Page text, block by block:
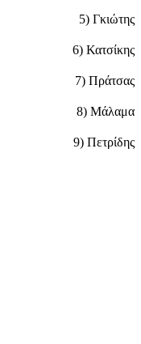
5) Γκιώτης
6) Κατσίκης
7) Πράτσας
8) Μάλαμα
9) Πετρίδης